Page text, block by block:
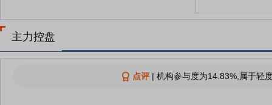
主力控盘
点评| 机构参与度为14.83%,属于轻